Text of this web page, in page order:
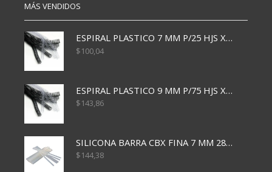
MÁS VENDIDOS
ESPIRAL PLASTICO 7 MM P/25 HJS X50x3000
$100,04
ESPIRAL PLASTICO 9 MM P/75 HJS X50X2400
$143,86
SILICONA BARRA CBX FINA 7 MM 28 CM
$144,38